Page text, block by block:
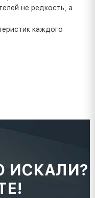
не редкость, а
каждого
ИСКАЛИ?